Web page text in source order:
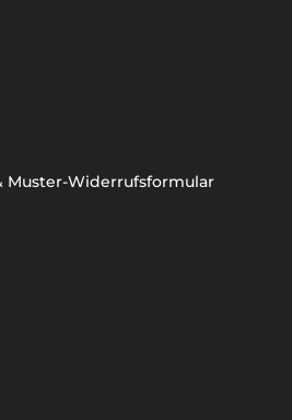
Muster-Widerrufsformular